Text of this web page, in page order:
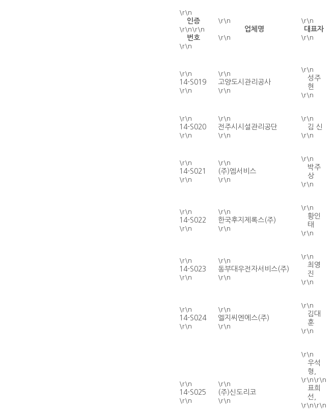
\r\n
인증
\r\n\r\n
번호
\r\n
\r\n
업체명
\r\n
\r\n
대표자
\r\n
\r\n
14-S019
\r\n
\r\n
고양도시관리공사
\r\n
\r\n
성주
현
\r\n
\r\n
14-S020
\r\n
\r\n
전주시시설관리공단
\r\n
\r\n
김 신
\r\n
\r\n
14-S021
\r\n
\r\n
(주)엠서비스
\r\n
\r\n
박주
상
\r\n
\r\n
14-S022
\r\n
\r\n
한국후지제록스(주)
\r\n
\r\n
황인
태
\r\n
\r\n
14-S023
\r\n
\r\n
동부대우전자서비스(주)
\r\n
\r\n
최영
진
\r\n
\r\n
14-S024
\r\n
\r\n
엘지씨엔에스(주)
\r\n
\r\n
김대
훈
\r\n
\r\n
14-S025
\r\n
\r\n
(주)신도리코
\r\n
\r\n
우석
형,
\r\n\r\n
표희
선,
\r\n\r\n